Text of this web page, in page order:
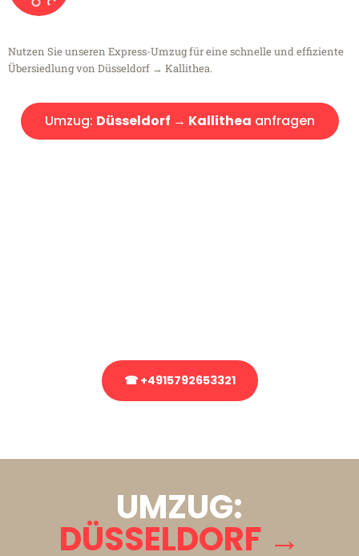
Nutzen Sie unseren Express-Umzug für eine schnelle und effiziente
Übersiedlung von Düsseldorf → Kallithea.
Umzug: Düsseldorf → Kallithea anfragen
☎ +4915792653321
UMZUG:
DÜSSELDORF →